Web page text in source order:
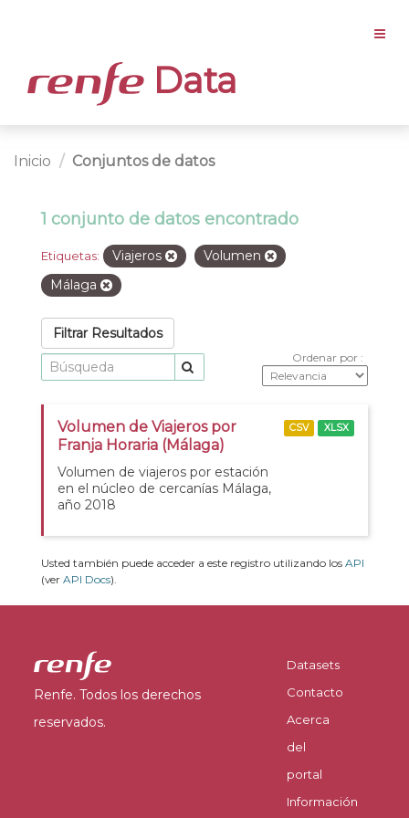
Data
Inicio Conjuntos de datos
1 conjunto de datos encontrado
Etiquetas: Viajeros
Volumen
Málaga
Filtrar Resultados
Ordenar por
Volumen de Viajeros por
Franja Horaria (Málaga)
Volumen de viajeros por estación
en el núcleo de cercanías Málaga,
año 2018
CSV XLSX
Usted también puede acceder a este registro utilizando los API
(ver API Docs).
Renfe. Todos los derechos
reservados.
Datasets
Contacto
Acerca
del
portal
Información